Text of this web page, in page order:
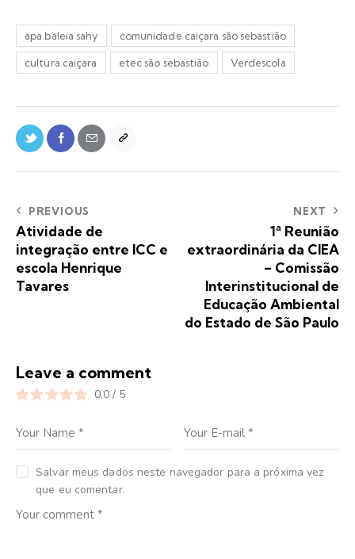
apa baleia sahy comunidade caiçara são sebastião
cultura caiçara etec são sebastião Verdescola
PREVIOUS
Atividade de
integração entre ICC e
escola Henrique
Tavares
NEXT
1ª Reunião
extraordinária da CIEA
– Comissão
Interinstitucional de
Educação Ambiental
do Estado de São Paulo
Leave a comment
0.0 / 5
Salvar meus dados neste navegador para a próxima vez
que eu comentar.